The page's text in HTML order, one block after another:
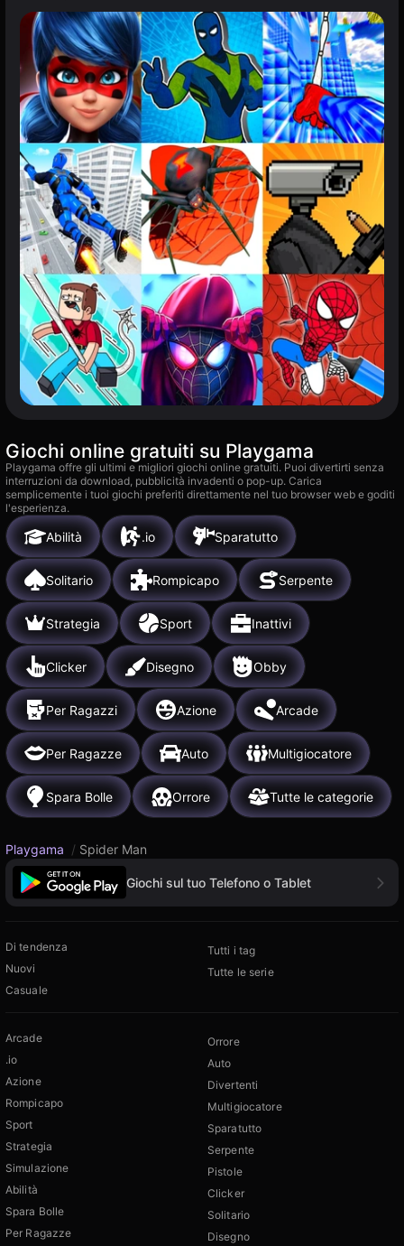
Giochi online gratuiti su Playgama
Playgama offre gli ultimi e migliori giochi online gratuiti. Puoi divertirti senza
interruzioni da download, pubblicità invadenti o pop-up. Carica
semplicemente i tuoi giochi preferiti direttamente nel tuo browser web e goditi
l'esperienza.
Abilità .io Sparatutto
Solitario Rompicapo Serpente
Strategia Sport Inattivi
Clicker Disegno Obby
Per Ragazzi Azione Arcade
Per Ragazze Auto Multigiocatore
Spara Bolle Orrore Tutte le categorie
Playgama / Spider Man
Giochi sul tuo Telefono o Tablet
Di tendenza
Nuovi
Casuale
Tutti i tag
Tutte le serie
Arcade
.io
Azione
Rompicapo
Sport
Strategia
Simulazione
Abilità
Spara Bolle
Per Ragazze
Orrore
Auto
Divertenti
Multigiocatore
Sparatutto
Serpente
Pistole
Clicker
Solitario
Disegno